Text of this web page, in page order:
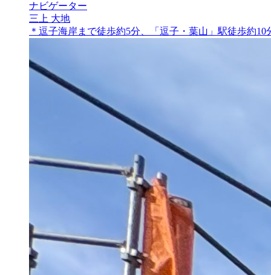
ナビゲーター
三上 大地
＊逗子海岸まで徒歩約5分、「逗子・葉山」駅徒歩約